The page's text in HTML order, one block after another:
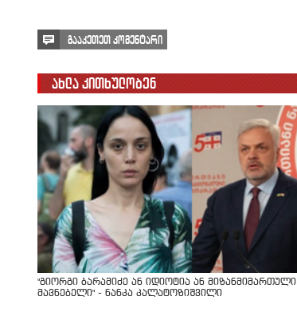
გააკეთეთ კომენტარი
ახლა კითხულობენ
"გიორგი ბარამიძე ან იდიოტია ან მიზანმიმართული
მავნებელი" - ნანკა კალატოზიშვილი